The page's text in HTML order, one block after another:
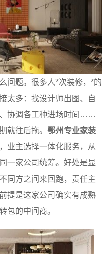
问题。很多人*次装修，*的
太多：找设计师出图、自
协调各工种进场时间……
就往后拖。 鄂州专业家装
业主选择一体化服务，从
一家公司统筹。好处是显
同方之间来回跑，责任主
提是这家公司确实有成熟
包的中间商。